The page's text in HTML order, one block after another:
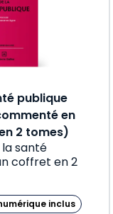
publique
en
2 tomes)
santé
coffret en 2
inclus